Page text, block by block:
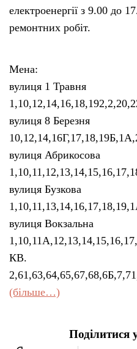
електроенергії з 9.00 до
ремонтних робіт.
Мена:
вулиця 1 Травня
вулиця 8 Березня
вулиця Абрикосова
вулиця Бузкова
вулиця Вокзальна
КВ.
(більше…)
Поділитися